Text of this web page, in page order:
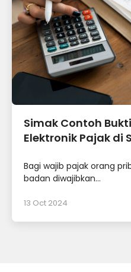
Simak Contoh
Elektronik Pajak di
Bagi wajib pajak orang
badan diwajibkan...
13 Oct 2024